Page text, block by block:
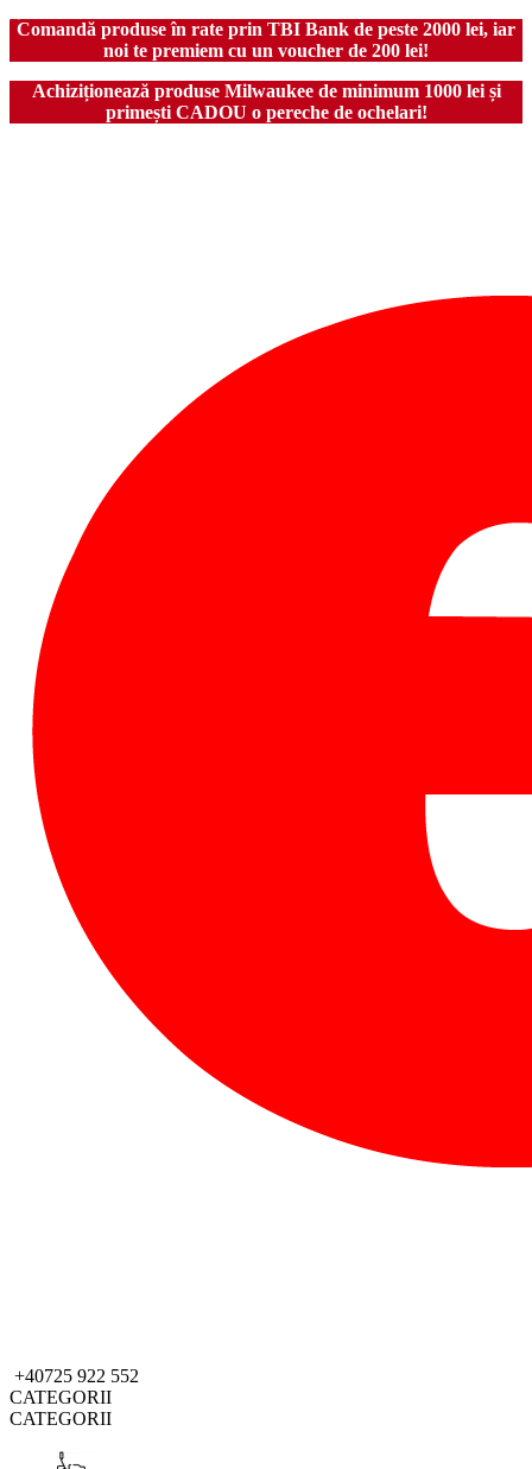
Comandă produse în rate prin TBI Bank de peste 2000 lei, iar
noi te premiem cu un voucher de 200 lei!
Achiziționează produse Milwaukee de minimum 1000 lei și
primești CADOU o pereche de ochelari!
+40725 922 552
CATEGORII
CATEGORII